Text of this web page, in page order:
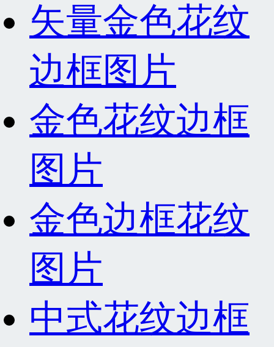
矢量金色花纹
边框图片
金色花纹边框
图片
金色边框花纹
图片
中式花纹边框